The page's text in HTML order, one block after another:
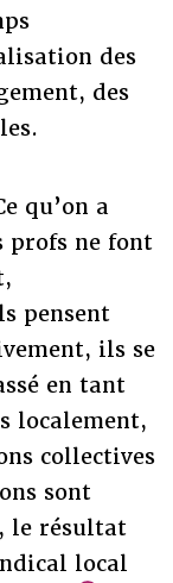
des
des
qu’on a
profs ne font
pensent
ils se
en tant
localement,
collectives
sont
le résultat
local